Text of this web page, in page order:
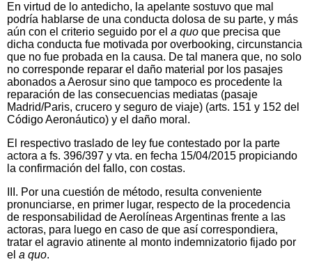
En virtud de lo antedicho, la apelante sostuvo que mal
podría hablarse de una conducta dolosa de su parte, y más
aún con el criterio seguido por el a quo que precisa que
dicha conducta fue motivada por overbooking, circunstancia
que no fue probada en la causa. De tal manera que, no solo
no corresponde reparar el daño material por los pasajes
abonados a Aerosur sino que tampoco es procedente la
reparación de las consecuencias mediatas (pasaje
Madrid/Paris, crucero y seguro de viaje) (arts. 151 y 152 del
Código Aeronáutico) y el daño moral.
El respectivo traslado de ley fue contestado por la parte
actora a fs. 396/397 y vta. en fecha 15/04/2015 propiciando
la confirmación del fallo, con costas.
III. Por una cuestión de método, resulta conveniente
pronunciarse, en primer lugar, respecto de la procedencia
de responsabilidad de Aerolíneas Argentinas frente a las
actoras, para luego en caso de que así correspondiera,
tratar el agravio atinente al monto indemnizatorio fijado por
el a quo.